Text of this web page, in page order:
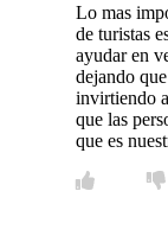
Lo mas
de turistas
ayudar en
dejando
invirtiendo
que las
que es